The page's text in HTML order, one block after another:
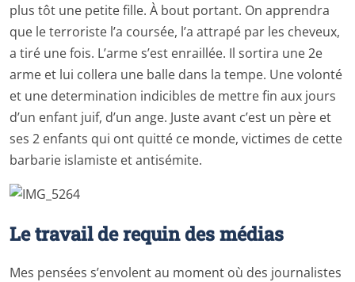
plus tôt une petite fille. À bout portant. On apprendra
que le terroriste l’a coursée, l’a attrapé par les cheveux,
a tiré une fois. L’arme s’est enraillée. Il sortira une 2e
arme et lui collera une balle dans la tempe. Une volonté
et une determination indicibles de mettre fin aux jours
d’un enfant juif, d’un ange. Juste avant c’est un père et
ses 2 enfants qui ont quitté ce monde, victimes de cette
barbarie islamiste et antisémite.
Le travail de requin des médias
Mes pensées s’envolent au moment où des journalistes